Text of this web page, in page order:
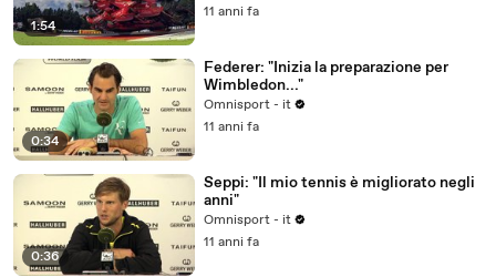
1:54
11 anni fa
0:34
Federer: "Inizia la preparazione per
Wimbledon..."
Omnisport - it
11 anni fa
0:36
Seppi: "Il mio tennis è migliorato negli
anni"
Omnisport - it
11 anni fa